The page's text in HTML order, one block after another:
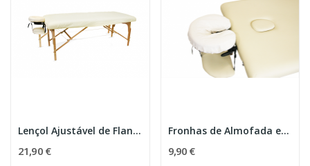
Lençol Ajustável de Flanela para Marquesa
21,90 €
Fronhas de Almofada em Flanela
9,90 €